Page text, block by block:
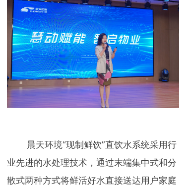
晨天环境“现制鲜饮”直饮水系统采用行
业先进的水处理技术，通过末端集中式和分
散式两种方式将鲜活好水直接送达用户家庭